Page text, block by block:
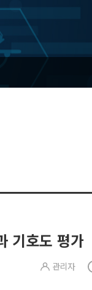
기호도 평가
관리자